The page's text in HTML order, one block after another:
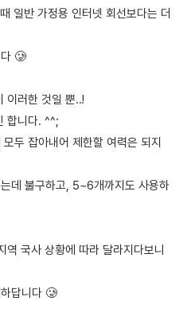
일반 가정용 인터넷 회선보다는 더
🥲
이러한 것일 뿐..!
합니다. ^^;
두 잡아내어 제한할 여력은 되지
데 불구하고, 5~6개까지도 사용하
국사 상황에 따라 달라지다보니
답니다 🥲